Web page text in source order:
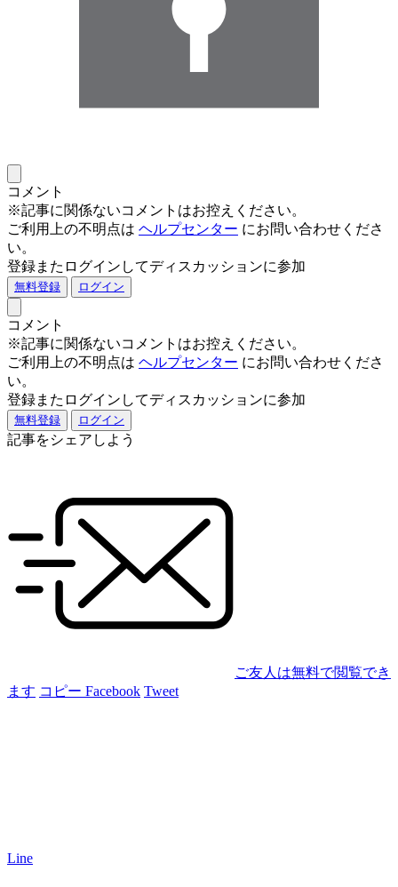
コメント
※記事に関係ないコメントはお控えください。
ご利用上の不明点は ヘルプセンター にお問い合わせくださ
い。
登録またログインしてディスカッションに参加
無料登録 ログイン
コメント
※記事に関係ないコメントはお控えください。
ご利用上の不明点は ヘルプセンター にお問い合わせくださ
い。
登録またログインしてディスカッションに参加
無料登録 ログイン
記事をシェアしよう
ご友人は無料で閲覧でき
ます コピー Facebook Tweet
Line